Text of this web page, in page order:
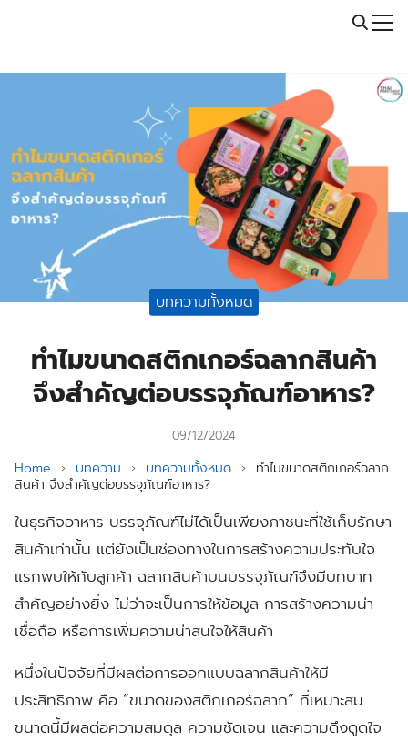
Call: 064-246-5614 | Line: @thaiprintshop
for:
บทความทั้งหมด
ทำไมขนาดสติกเกอร์ฉลากสินค้า
จึงสำคัญต่อบรรจุภัณฑ์อาหาร?
09/12/2024
Home › บทความ › บทความทั้งหมด › ทำไมขนาดสติกเกอร์ฉลาก
สินค้า จึงสำคัญต่อบรรจุภัณฑ์อาหาร?
ในธุรกิจอาหาร บรรจุภัณฑ์ไม่ได้เป็นเพียงภาชนะที่ใช้เก็บรักษา
สินค้าเท่านั้น แต่ยังเป็นช่องทางในการสร้างความประทับใจ
แรกพบให้กับลูกค้า ฉลากสินค้าบนบรรจุภัณฑ์จึงมีบทบาท
สำคัญอย่างยิ่ง ไม่ว่าจะเป็นการให้ข้อมูล การสร้างความน่า
เชื่อถือ หรือการเพิ่มความน่าสนใจให้สินค้า
หนึ่งในปัจจัยที่มีผลต่อการออกแบบฉลากสินค้าให้มี
ประสิทธิภาพ คือ “ขนาดของสติกเกอร์ฉลาก” ที่เหมาะสม
ขนาดนี้มีผลต่อความสมดุล ความชัดเจน และความดึงดูดใจ